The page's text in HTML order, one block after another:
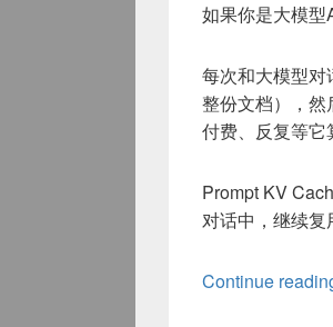
如果你是大模型
每次和大模型对
整份文档），然
付费、反复等它
Prompt KV
对话中，继续复
Continue